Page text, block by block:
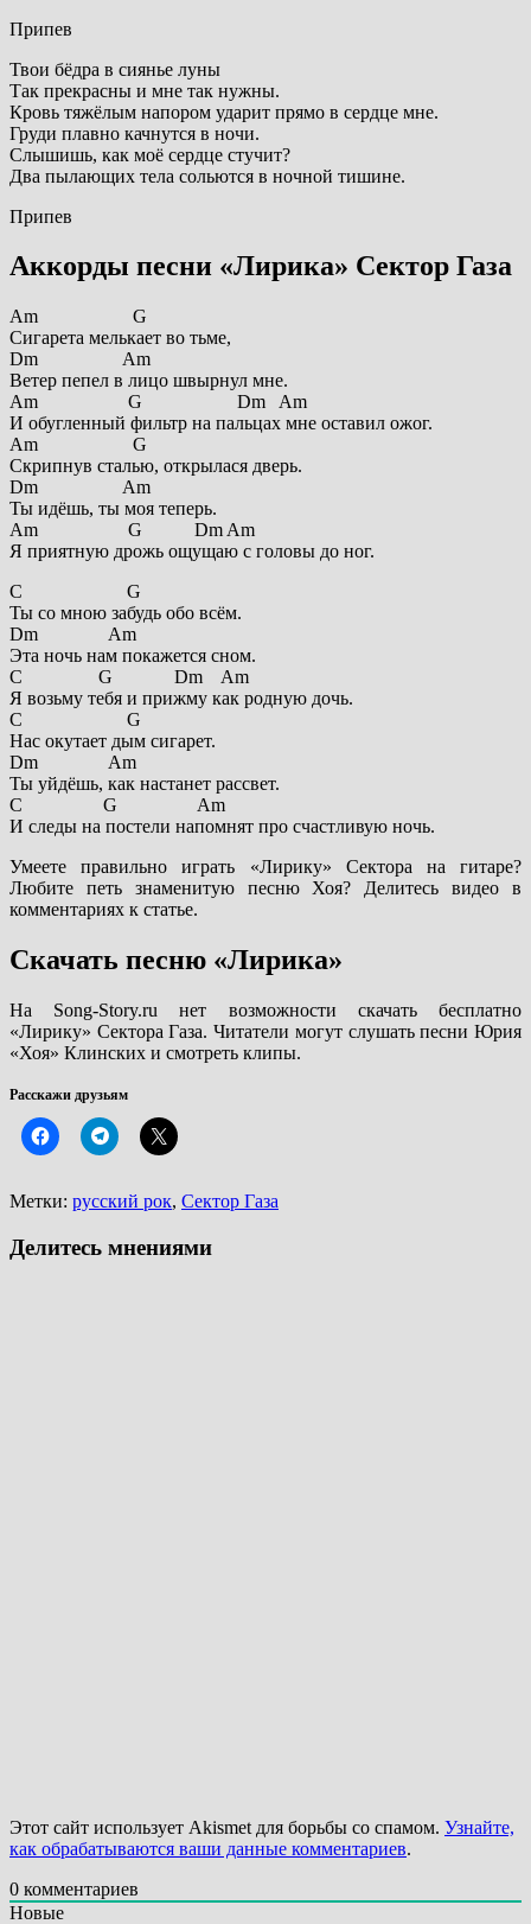
Припев
Твои бёдра в сиянье луны
Так прекрасны и мне так нужны.
Кровь тяжёлым напором ударит прямо в сердце мне.
Груди плавно качнутся в ночи.
Слышишь, как моё сердце стучит?
Два пылающих тела сольются в ночной тишине.
Припев
Аккорды песни «Лирика» Сектор Газа
Am G
Сигарета мелькает во тьме,
Dm Am
Ветер пепел в лицо швырнул мне.
Am G Dm Am
И обугленный фильтр на пальцах мне оставил ожог.
Am G
Скрипнув сталью, открылася дверь.
Dm Am
Ты идёшь, ты моя теперь.
Am G Dm Am
Я приятную дрожь ощущаю с головы до ног.
C G
Ты со мною забудь обо всём.
Dm Am
Эта ночь нам покажется сном.
C G Dm Am
Я возьму тебя и прижму как родную дочь.
C G
Нас окутает дым сигарет.
Dm Am
Ты уйдёшь, как настанет рассвет.
C G Am
И следы на постели напомнят про счастливую ночь.
Умеете правильно играть «Лирику» Сектора на гитаре?
Любите петь знаменитую песню Хоя? Делитесь видео в
комментариях к статье.
Скачать песню «Лирика»
На Song-Story.ru нет возможности скачать бесплатно
«Лирику» Сектора Газа. Читатели могут слушать песни Юрия
«Хоя» Клинских и смотреть клипы.
Расскажи друзьям
Метки: русский рок, Сектор Газа
Делитесь мнениями
Этот сайт использует Akismet для борьбы со спамом. Узнайте,
как обрабатываются ваши данные комментариев.
0 комментариев
Новые